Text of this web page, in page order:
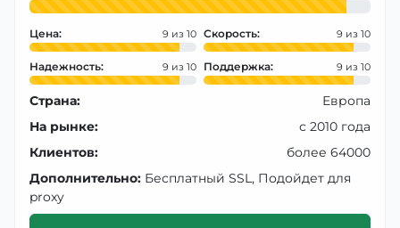
Цена: 9 Скорость: 9
Надежность: 9 Поддержка: 9
Страна:
Европа
На рынке:
с 2010 года
Клиентов:
более 64000
Дополнительно: Бесплатный SSL, Подойдет для
proxy